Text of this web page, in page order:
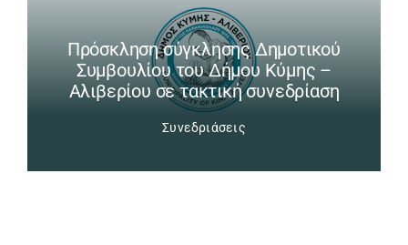
Πρόσκληση σύγκλησης Δημοτικού
Συμβουλίου του Δήμου Κύμης –
Αλιβερίου σε τακτική συνεδρίαση
Συνεδριάσεις